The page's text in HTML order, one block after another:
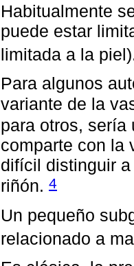
Habitualmente
puede estar
limitada a la
Para algunos
variante de la
para otros, sería
comparte con la
difícil distinguir
riñón. 4
Un pequeño
relacionado a